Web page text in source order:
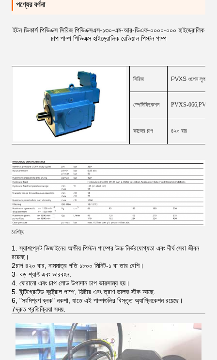
পণ্যের বর্ণনা
ইটন ভিকার্স পিভিএক্স সিরিজ পিভিএক্সএস-১৩০-এম-আর-ডিএফ-০০০০-০০০ হাইড্রোলিক
চাপ পাম্প পিভিএক্স হাইড্রোলিক রেডিয়াল পিস্টন পাম্প
সিরিজ PVXS ওপেন লুপ
স্পেসিফিকেশন PVXS-066,PVXS-
কাজের চাপ ৪২০ বার
বৈশিষ্ট্য
1. স্যাশপ্লেট ডিজাইনের অক্ষীয় পিস্টন পাম্পের উচ্চ নির্ভরযোগ্যতা এবং দীর্ঘ সেবা জীবন
রয়েছে।
2চাপ ৪২০ বার, নামমাত্র গতি ১৮০০ মিনিট-১ বা তার বেশি।
3- বড় শ্যাফ্ট এবং ভারবহন.
4. ঘোরানো এবং চাপ লোড উপাদান চাপ ভারসাম্য হয়।
5. ইন্টিগ্রেটেড কন্ট্রোল পাম্প, ফিল্টার এবং ত্রাণ ভালভ স্টক আছে.
6, "সংমিশ্রণ ব্লক" নকশা, যাতে এই পাম্পগুলির বিস্তৃত অ্যাপ্লিকেশন রয়েছে।
7দ্রুত প্রতিক্রিয়া সময়.